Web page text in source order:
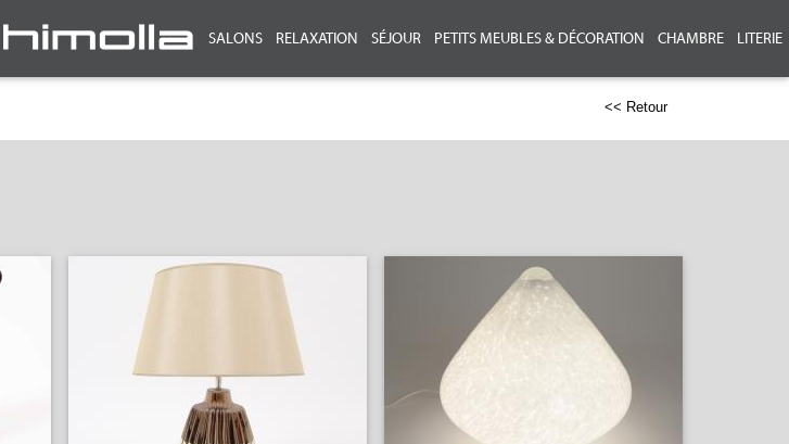
SALONS RELAXATION SÉJOUR PETITS MEUBLES & DÉCORATION CHAMBRE LITERIE
<< Retour